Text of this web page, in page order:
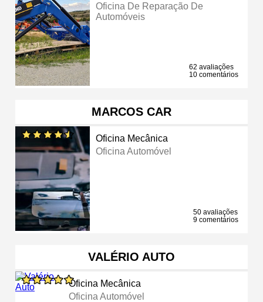
Oficina De Reparação De
Automóveis
62 avaliações
10 comentários
MARCOS CAR
Oficina Mecânica
Oficina Automóvel
50 avaliações
9 comentários
VALÉRIO AUTO
Oficina Mecânica
Oficina Automóvel